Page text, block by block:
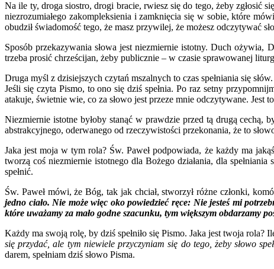
Na ile ty, droga siostro, drogi bracie, rwiesz się do tego, żeby zgłosić
niezrozumiałego zakompleksienia i zamknięcia się w sobie, które
obudził świadomość tego, że masz przywilej, że możesz odczytywać
Sposób przekazywania słowa jest niezmiernie istotny. Duch ożywia,
trzeba prosić chrześcijan, żeby publicznie – w czasie sprawowanej
Druga myśl z dzisiejszych czytań mszalnych to czas spełniania się
Jeśli się czyta Pismo, to ono się dziś spełnia. Po raz setny
atakuje, świetnie wie, co za słowo jest przeze mnie odczytywane. Jest
Niezmiernie istotne byłoby stanąć w prawdzie przed tą drugą cechą,
abstrakcyjnego, oderwanego od rzeczywistości przekonania, że to
Jaka jest moja w tym rola? Św. Paweł podpowiada, że każdy ma
tworzą coś niezmiernie istotnego dla Bożego działania, dla
spełnić.
Św. Paweł mówi, że Bóg, tak jak chciał, stworzył różne członki,
jedno ciało. Nie może więc oko powiedzieć ręce: Nie jesteś mi
które uważamy za mało godne szacunku, tym większym obdarzamy
Każdy ma swoją rolę, by dziś spełniło się Pismo. Jaka jest twoja
się przydać, ale tym niewiele przyczyniam się do tego, żeby słowo
darem, spełniam dziś słowo Pisma.